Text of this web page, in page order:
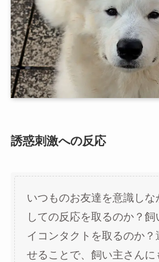
誘惑刺激への反応
いつものお友達を意識し
しての反応を取るのか？
イコンタクトを取るのか？
せることで、飼い主さんに